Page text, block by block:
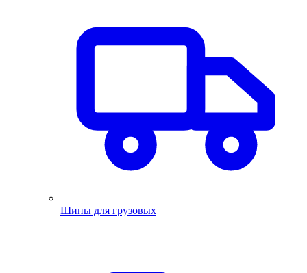
Шины для грузовых